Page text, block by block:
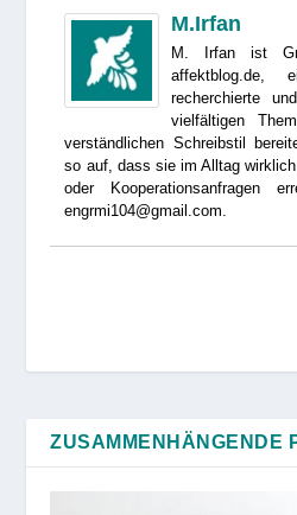
M.Irfan
M. Irfan ist
recherchierte
vielfältigen
verständlichen Schreibstil
so auf, dass sie im Alltag
oder Kooperationsanfragen
engrmi104@gmail.com.
ZUSAMMENHÄNGENDE